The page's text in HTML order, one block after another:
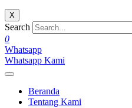
X
Search
0
Whatsapp
Whatsapp Kami
Beranda
Tentang Kami